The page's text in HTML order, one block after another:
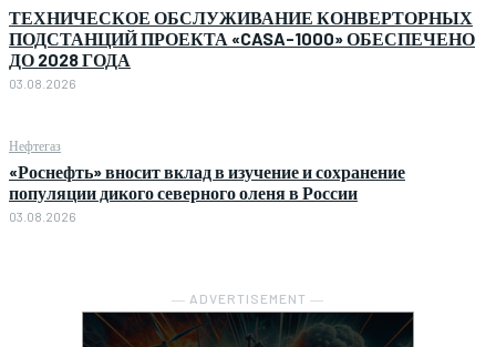
ТЕХНИЧЕСКОЕ ОБСЛУЖИВАНИЕ КОНВЕРТОРНЫХ
ПОДСТАНЦИЙ ПРОЕКТА «CASA-1000» ОБЕСПЕЧЕНО
ДО 2028 ГОДА
03.08.2026
Нефтегаз
«Роснефть» вносит вклад в изучение и сохранение
популяции дикого северного оленя в России
03.08.2026
― ADVERTISEMENT ―